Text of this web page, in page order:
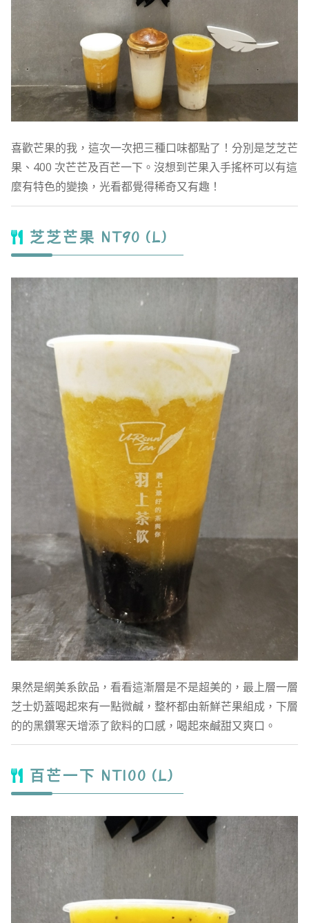
喜歡芒果的我，這次一次把三種口味都點了！分別是芝芝芒
果、400 次芒芒及百芒一下。沒想到芒果入手搖杯可以有這
麼有特色的變換，光看都覺得稀奇又有趣！
芝芝芒果 NT90 (L)
果然是網美系飲品，看看這漸層是不是超美的，最上層一層
芝士奶蓋喝起來有一點微鹹，整杯都由新鮮芒果組成，下層
的的黑鑽寒天增添了飲料的口感，喝起來鹹甜又爽口。
百芒一下 NT100 (L)